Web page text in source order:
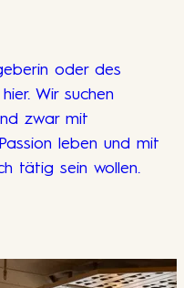
oder des
Wir suchen
zwar mit
leben und mit
tätig sein wollen.